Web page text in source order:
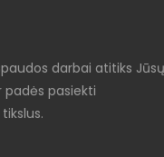
darbai atitiks Jūsų
padės pasiekti